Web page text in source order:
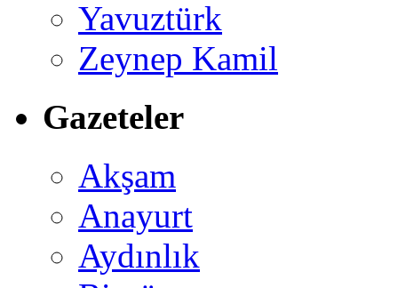
Yavuztürk
Zeynep Kamil
Gazeteler
Akşam
Anayurt
Aydınlık